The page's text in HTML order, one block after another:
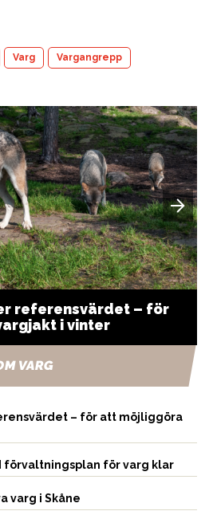
Varg Vargangrepp
referensvärdet – för
i vinter
VARG
– för att möjliggöra
förvaltningsplan för varg klar
varg i Skåne